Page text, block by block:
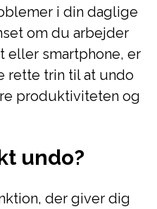
i din daglige
om du arbejder
eller smartphone, er
rette trin til at undo
produktiviteten og
undo?
der giver dig